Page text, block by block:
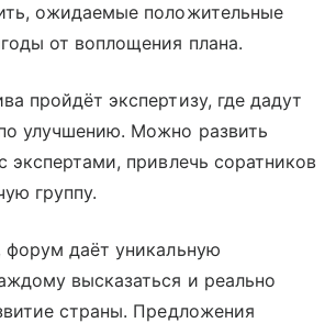
ожидаемые положительные
от воплощения плана.
пройдёт экспертизу, где дадут
улучшению. Можно развить
экспертами, привлечь соратников
группу.
даёт уникальную
высказаться и реально
страны. Предложения